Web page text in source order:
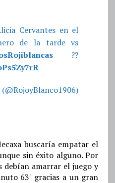
Cervantes en el
de la tarde vs
??
buscaría empatar el
sin éxito alguno. Por
debían amarrar el juego y
63′ gracias a un gran